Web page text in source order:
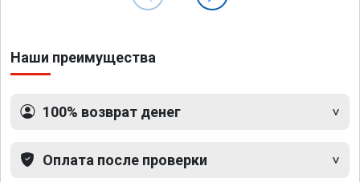
Наши преимущества
100% возврат денег
Оплата после проверки